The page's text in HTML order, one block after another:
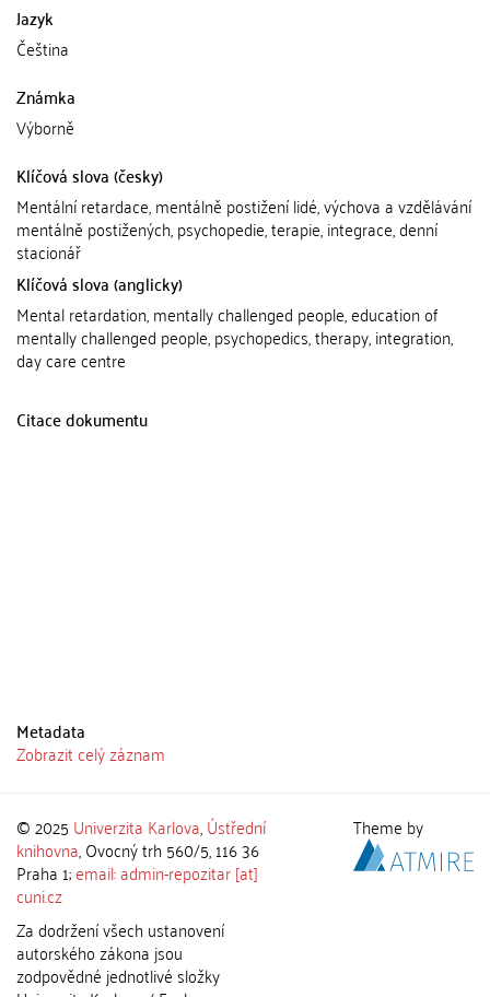
Jazyk
Čeština
Známka
Výborně
Klíčová slova (česky)
Mentální retardace, mentálně postižení lidé, výchova a vzdělávání
mentálně postižených, psychopedie, terapie, integrace, denní
stacionář
Klíčová slova (anglicky)
Mental retardation, mentally challenged people, education of
mentally challenged people, psychopedics, therapy, integration,
day care centre
Citace dokumentu
Metadata
Zobrazit celý záznam
© 2025 Univerzita Karlova,Ústřední
knihovna, Ovocný trh 560/5, 116 36
Praha 1;email: admin-repozitar [at]
cuni.cz
Za dodržení všech ustanovení
autorského zákona jsou
zodpovědné jednotlivé složky
Theme by